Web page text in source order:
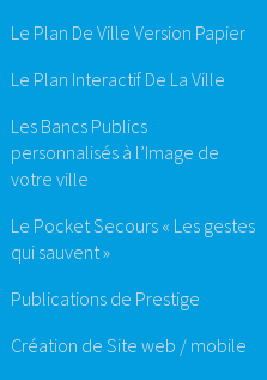
Le Plan De Ville Version Papier
Le Plan Interactif De La Ville
Les Bancs Publics
personnalisés à l’Image de
votre ville
Le Pocket Secours « Les gestes
qui sauvent »
Publications de Prestige
Création de Site web / mobile